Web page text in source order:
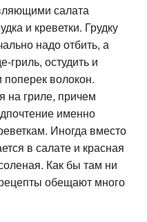
салата
и креветки. Грудку
надо отбить, а
гриль, остудить и
поперек волокон.
на гриле, причем
именно
Иногда вместо
в салате и красная
Как бы там ни
обещают много